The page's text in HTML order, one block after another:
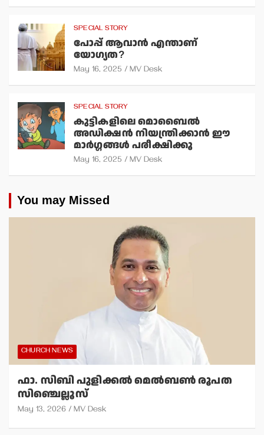
SPECIAL STORY
പോപ്പ് ആവാന്‍ എന്താണ്
യോഗ്യത?
May 16, 2025 MV Desk
SPECIAL STORY
കുട്ടികളിലെ മൊബൈല്‍
അഡിക്ഷന്‍ നിയന്ത്രിക്കാന്‍ ഈ
മാര്‍ഗ്ഗങ്ങള്‍ പരീക്ഷിക്കൂ
May 16, 2025 MV Desk
You may Missed
CHURCH NEWS
ഫാ. സിബി പുളിക്കല്‍ മെല്‍ബണ്‍ രൂപത
സിഞ്ചെല്ലൂസ്
May 13, 2026 MV Desk